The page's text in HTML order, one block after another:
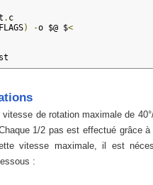
. c
) -o $@ $<
vitesse de rotation maximale de
1/2 pas est effectué grâce
vitesse maximale, il est
: